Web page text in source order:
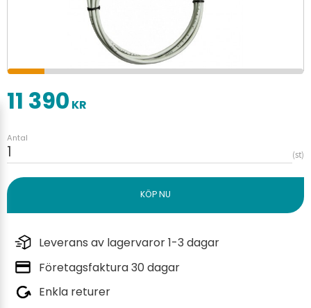
11 390 KR
Antal
st
Leverans av lagervaror 1-3 dagar
Företagsfaktura 30 dagar
Enkla returer